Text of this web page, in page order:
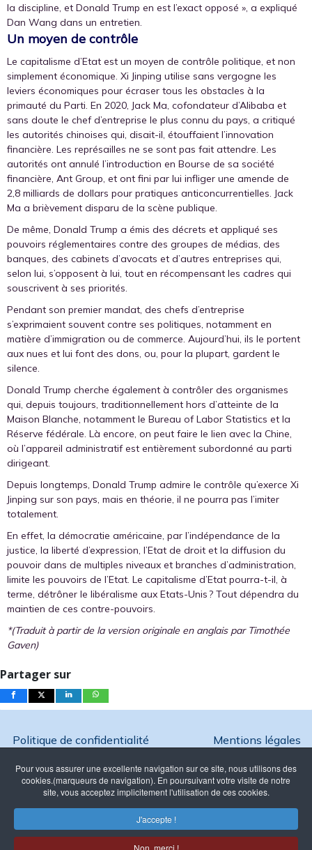
Pour vous assurer une excellente navigation sur ce site, nous utilisons des
cookies.(marqueurs de navigation). En poursuivant votre visite de notre
site, vous acceptez implicitement l'utilisation de ces cookies.
J'accepte !
Non, merci !
la discipline, et Donald Trump en est l’exact opposé », a expliqué
Dan Wang dans un entretien.
Un moyen de contrôle
Le capitalisme d’Etat est un moyen de contrôle politique, et non
simplement économique. Xi Jinping utilise sans vergogne les
leviers économiques pour écraser tous les obstacles à la
primauté du Parti. En 2020, Jack Ma, cofondateur d’Alibaba et
sans doute le chef d’entreprise le plus connu du pays, a critiqué
les autorités chinoises qui, disait-il, étouffaient l’innovation
financière. Les représailles ne se sont pas fait attendre. Les
autorités ont annulé l’introduction en Bourse de sa société
financière, Ant Group, et ont fini par lui infliger une amende de
2,8 milliards de dollars pour pratiques anticoncurrentielles. Jack
Ma a brièvement disparu de la scène publique.
De même, Donald Trump a émis des décrets et appliqué ses
pouvoirs réglementaires contre des groupes de médias, des
banques, des cabinets d’avocats et d’autres entreprises qui,
selon lui, s’opposent à lui, tout en récompensant les cadres qui
souscrivent à ses priorités.
Pendant son premier mandat, des chefs d’entreprise
s’exprimaient souvent contre ses politiques, notamment en
matière d’immigration ou de commerce. Aujourd’hui, ils le portent
aux nues et lui font des dons, ou, pour la plupart, gardent le
silence.
Donald Trump cherche également à contrôler des organismes
qui, depuis toujours, traditionnellement hors d’atteinte de la
Maison Blanche, notamment le Bureau of Labor Statistics et la
Réserve fédérale. Là encore, on peut faire le lien avec la Chine,
où l’appareil administratif est entièrement subordonné au parti
dirigeant.
Depuis longtemps, Donald Trump admire le contrôle qu’exerce Xi
Jinping sur son pays, mais en théorie, il ne pourra pas l’imiter
totalement.
En effet, la démocratie américaine, par l’indépendance de la
justice, la liberté d’expression, l’Etat de droit et la diffusion du
pouvoir dans de multiples niveaux et branches d’administration,
limite les pouvoirs de l’Etat. Le capitalisme d’Etat pourra-t-il, à
terme, détrôner le libéralisme aux Etats-Unis ? Tout dépendra du
maintien de ces contre-pouvoirs.
*(Traduit à partir de la version originale en anglais par Timothée
Gaven)
Partager sur
Politique de confidentialité Mentions légales
Association Loi 1901 enregistrée à
la Préfecture de Paris sous le N°
Copyright @ 2026 Ambition France - Reproduction interdite